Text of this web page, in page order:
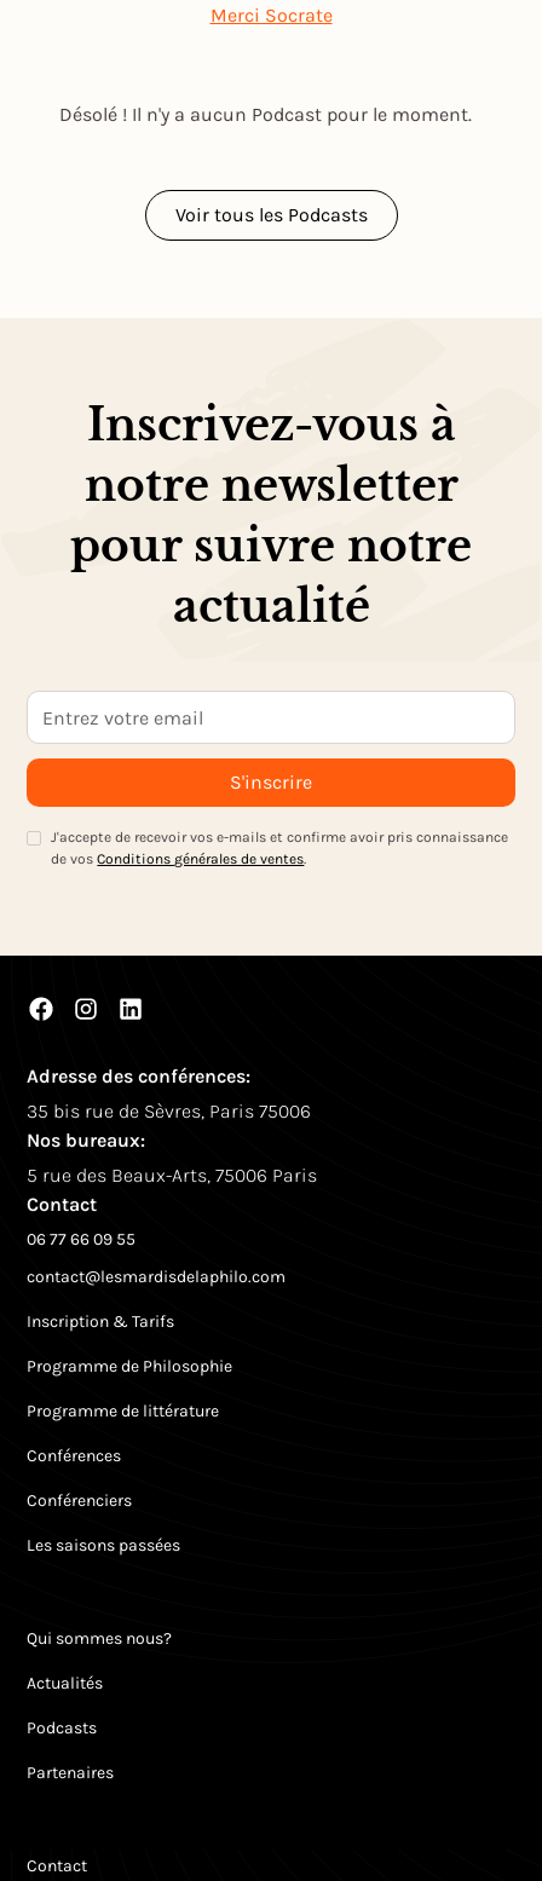
Merci Socrate
Désolé ! Il n'y a aucun Podcast pour le moment.
Voir tous les Podcasts
Inscrivez-vous à
notre newsletter
pour suivre notre
actualité
J'accepte de recevoir vos e-mails et confirme avoir pris connaissance
de vosConditions générales de ventes.
Adresse des conférences:
35 bis rue de Sèvres, Paris 75006
Nos bureaux:
5 rue des Beaux-Arts, 75006 Paris
Contact
06 77 66 09 55
contact@lesmardisdelaphilo.com
Inscription & Tarifs
Programme de Philosophie
Programme de littérature
Conférences
Conférenciers
Les saisons passées
Qui sommes nous?
Actualités
Podcasts
Partenaires
Contact